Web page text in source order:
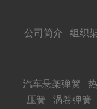
公司简介 组织
汽车悬架弹簧
压簧
涡卷弹簧